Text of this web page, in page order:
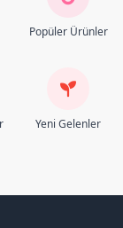
Popüler Ürünler
Yeni Gelenler